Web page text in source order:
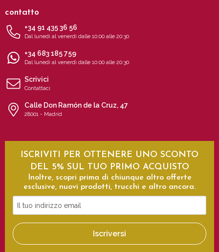
contatto
+34 91 435 36 56
Dal lunedì al venerdì dalle 10:00 alle 20:30
+34 683 185 759
Dal lunedì al venerdì dalle 10:00 alle 20:30
Scrivici
Contattaci
Calle Don Ramón de la Cruz, 47
28001 - Madrid
ISCRIVITI PER OTTENERE UNO SCONTO
DEL 5% SUL TUO PRIMO ACQUISTO
Inoltre, scopri prima di chiunque altro offerte
esclusive, nuovi prodotti, trucchi e altro ancora.
tuo
indirizzo
email
Iscriversi